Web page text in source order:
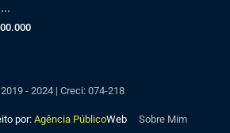
- 2024 | Creci: 074-218
por: Agência PúblicoWeb Sobre Mim